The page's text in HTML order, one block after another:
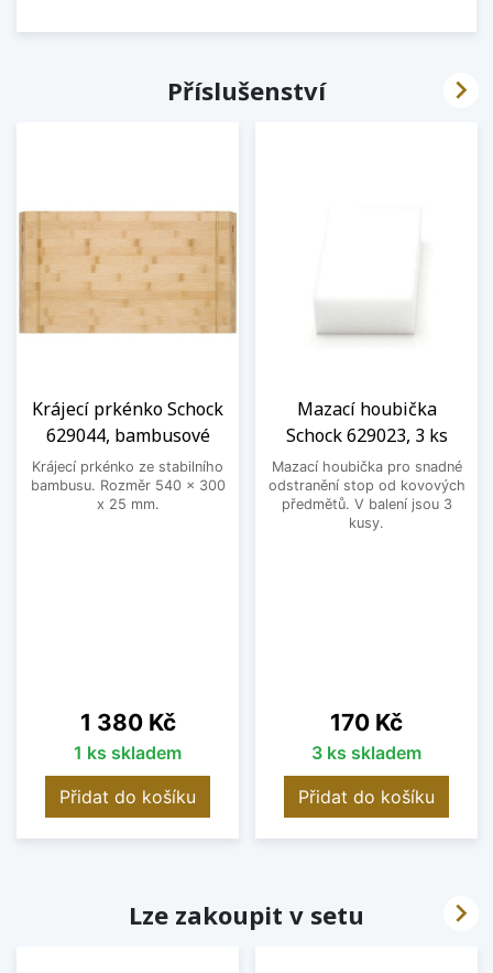
Příslušenství
Krájecí prkénko Schock
629044, bambusové
Krájecí prkénko ze stabilního
bambusu. Rozměr 540 x 300
x 25 mm.
Cena
1 380 Kč
1 ks skladem
Přidat do košíku
Mazací houbička
Schock 629023, 3 ks
Mazací houbička pro snadné
odstranění stop od kovových
předmětů. V balení jsou 3
kusy.
Cena
170 Kč
3 ks skladem
Přidat do košíku

Lze zakoupit v setu 